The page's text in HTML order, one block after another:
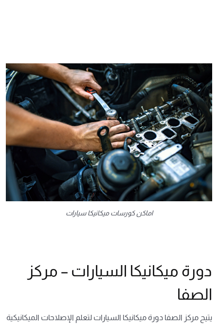
اماكن كورسات ميكانيكا سيارات
دورة ميكانيكا السيارات – مركز
الصفا
يتيح مركز الصفا دورة ميكانيكا السيارات لتعلم الإصلاحات الميكانيكية